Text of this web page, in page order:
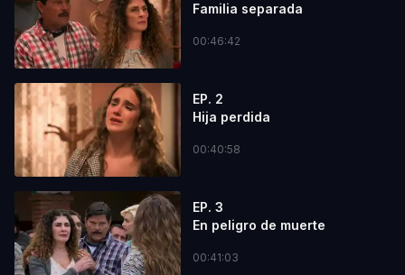
Familia separada
00:46:42
EP. 2
Hija perdida
00:40:58
EP. 3
En peligro de muerte
00:41:03